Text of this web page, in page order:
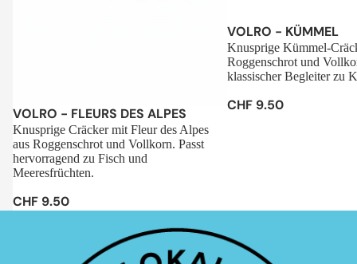
Sale
VOLRO - FLEURS DES ALPES
Knusprige Cräcker mit Fleur des Alpes
aus Roggenschrot und Vollkorn. Passt
hervorragend zu Fisch und
Meeresfrüchten.
CHF 9.50
VOLRO - KÜMMEL
Knusprige Kümmel-
Roggenschrot und
klassischer Begleiter zu
CHF 9.50